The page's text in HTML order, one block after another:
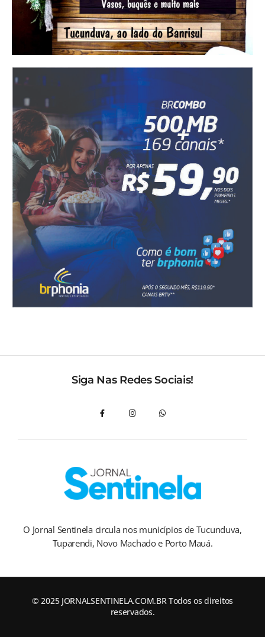
Siga Nas Redes Sociais!
O Jornal Sentinela circula nos municípios de Tucunduva,
Tuparendi, Novo Machado e Porto Mauá.
© 2025 JORNALSENTINELA.COM.BR Todos os direitos
reservados.